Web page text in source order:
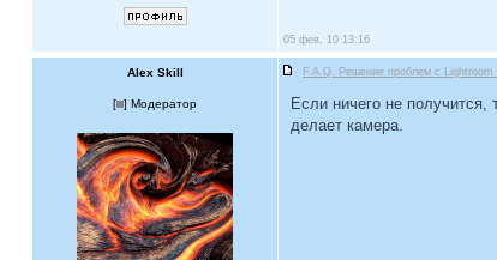
05 фев, 10 13:16
Alex Skill F.A.Q. Решение проблем c
[ ] Модератор
Если ничего не
делает камера.